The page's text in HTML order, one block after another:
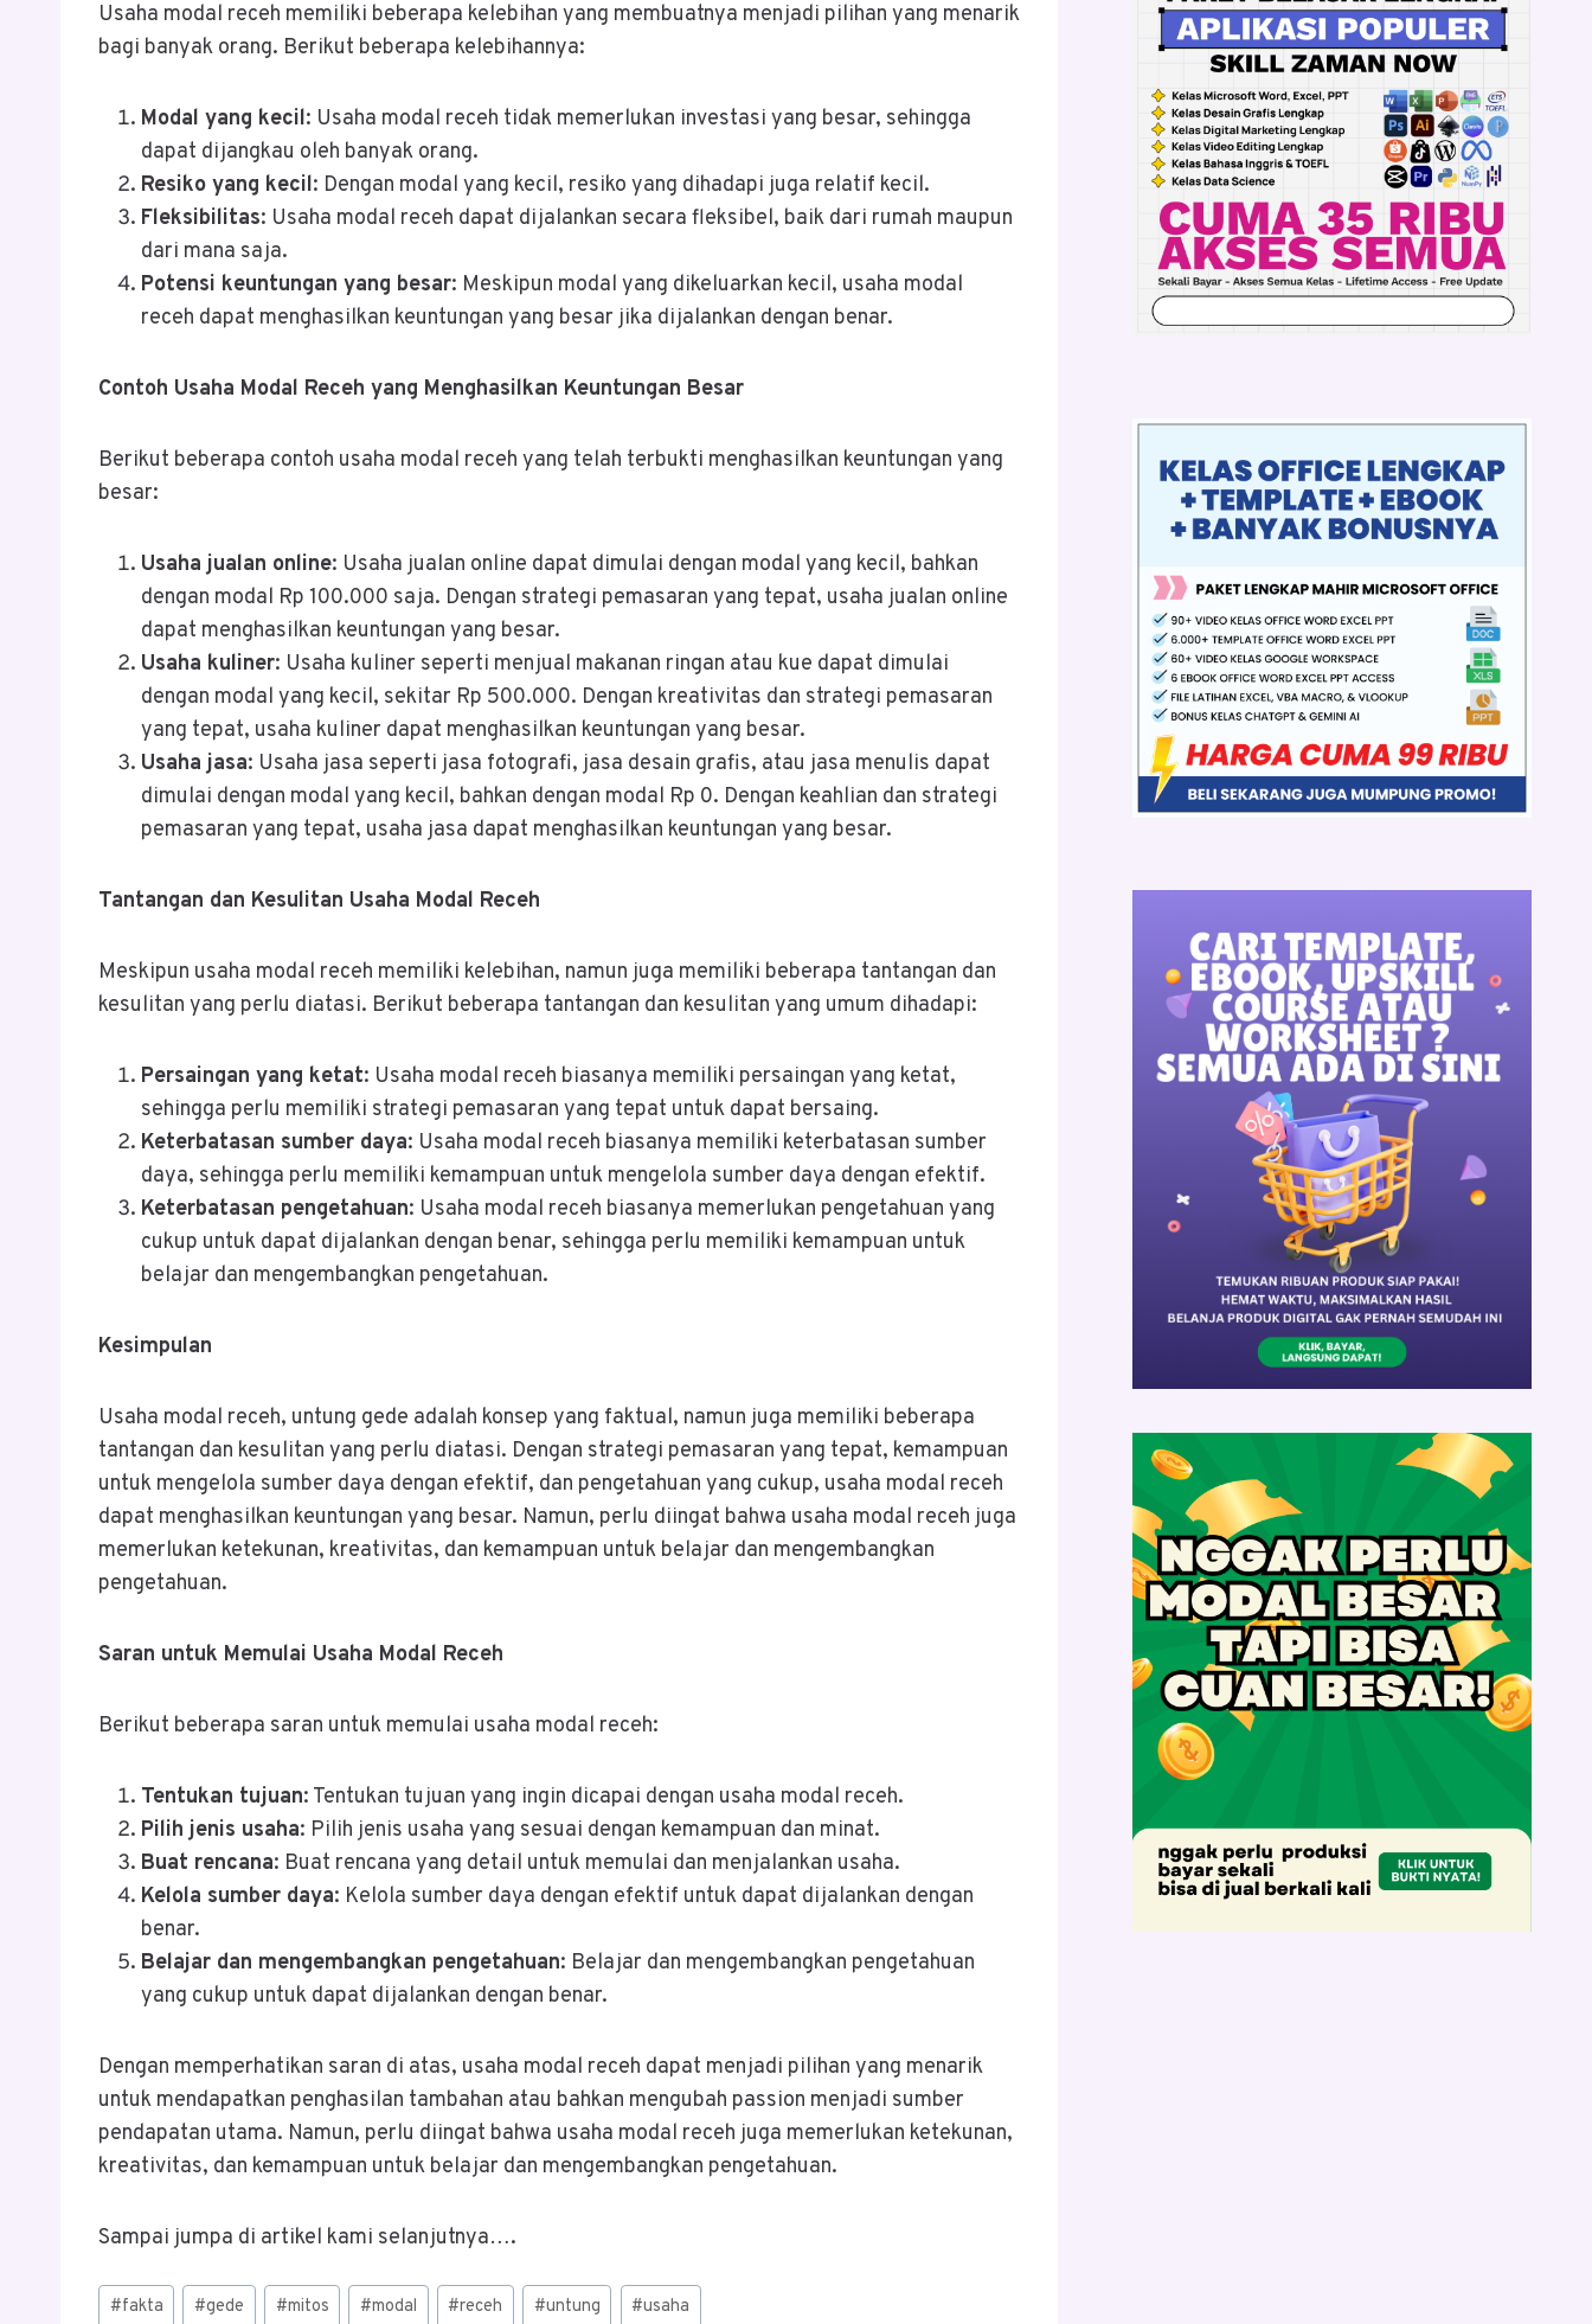
Usaha modal receh memiliki beberapa kelebihan yang membuatnya menjadi pilihan yang menarik
bagi banyak orang. Berikut beberapa kelebihannya:
Modal yang kecil: Usaha modal receh tidak memerlukan investasi yang besar, sehingga
dapat dijangkau oleh banyak orang.
Resiko yang kecil: Dengan modal yang kecil, resiko yang dihadapi juga relatif kecil.
Fleksibilitas: Usaha modal receh dapat dijalankan secara fleksibel, baik dari rumah maupun
dari mana saja.
Potensi keuntungan yang besar: Meskipun modal yang dikeluarkan kecil, usaha modal
receh dapat menghasilkan keuntungan yang besar jika dijalankan dengan benar.
Contoh Usaha Modal Receh yang Menghasilkan Keuntungan Besar
Berikut beberapa contoh usaha modal receh yang telah terbukti menghasilkan keuntungan yang
besar:
Usaha jualan online: Usaha jualan online dapat dimulai dengan modal yang kecil, bahkan
dengan modal Rp 100.000 saja. Dengan strategi pemasaran yang tepat, usaha jualan online
dapat menghasilkan keuntungan yang besar.
Usaha kuliner: Usaha kuliner seperti menjual makanan ringan atau kue dapat dimulai
dengan modal yang kecil, sekitar Rp 500.000. Dengan kreativitas dan strategi pemasaran
yang tepat, usaha kuliner dapat menghasilkan keuntungan yang besar.
Usaha jasa: Usaha jasa seperti jasa fotografi, jasa desain grafis, atau jasa menulis dapat
dimulai dengan modal yang kecil, bahkan dengan modal Rp 0. Dengan keahlian dan strategi
pemasaran yang tepat, usaha jasa dapat menghasilkan keuntungan yang besar.
Tantangan dan Kesulitan Usaha Modal Receh
Meskipun usaha modal receh memiliki kelebihan, namun juga memiliki beberapa tantangan dan
kesulitan yang perlu diatasi. Berikut beberapa tantangan dan kesulitan yang umum dihadapi:
Persaingan yang ketat: Usaha modal receh biasanya memiliki persaingan yang ketat,
sehingga perlu memiliki strategi pemasaran yang tepat untuk dapat bersaing.
Keterbatasan sumber daya: Usaha modal receh biasanya memiliki keterbatasan sumber
daya, sehingga perlu memiliki kemampuan untuk mengelola sumber daya dengan efektif.
Keterbatasan pengetahuan: Usaha modal receh biasanya memerlukan pengetahuan yang
cukup untuk dapat dijalankan dengan benar, sehingga perlu memiliki kemampuan untuk
belajar dan mengembangkan pengetahuan.
Kesimpulan
Usaha modal receh, untung gede adalah konsep yang faktual, namun juga memiliki beberapa
tantangan dan kesulitan yang perlu diatasi. Dengan strategi pemasaran yang tepat, kemampuan
untuk mengelola sumber daya dengan efektif, dan pengetahuan yang cukup, usaha modal receh
dapat menghasilkan keuntungan yang besar. Namun, perlu diingat bahwa usaha modal receh juga
memerlukan ketekunan, kreativitas, dan kemampuan untuk belajar dan mengembangkan
pengetahuan.
Saran untuk Memulai Usaha Modal Receh
Berikut beberapa saran untuk memulai usaha modal receh:
Tentukan tujuan: Tentukan tujuan yang ingin dicapai dengan usaha modal receh.
Pilih jenis usaha: Pilih jenis usaha yang sesuai dengan kemampuan dan minat.
Buat rencana: Buat rencana yang detail untuk memulai dan menjalankan usaha.
Kelola sumber daya: Kelola sumber daya dengan efektif untuk dapat dijalankan dengan
benar.
Belajar dan mengembangkan pengetahuan: Belajar dan mengembangkan pengetahuan
yang cukup untuk dapat dijalankan dengan benar.
Dengan memperhatikan saran di atas, usaha modal receh dapat menjadi pilihan yang menarik
untuk mendapatkan penghasilan tambahan atau bahkan mengubah passion menjadi sumber
pendapatan utama. Namun, perlu diingat bahwa usaha modal receh juga memerlukan ketekunan,
kreativitas, dan kemampuan untuk belajar dan mengembangkan pengetahuan.
Sampai jumpa di artikel kami selanjutnya….
Post
#fakta #gede #mitos #modal #receh #untung #usaha